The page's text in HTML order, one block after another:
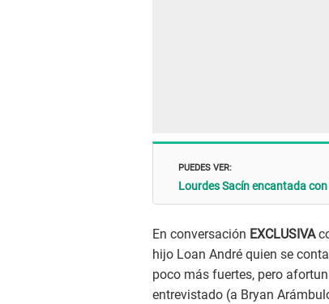
PUEDES VER:
Lourdes Sacín encantada
En conversación EXCLUSIVA
hijo Loan André quien se
poco más fuertes, pero
entrevistado (a Bryan